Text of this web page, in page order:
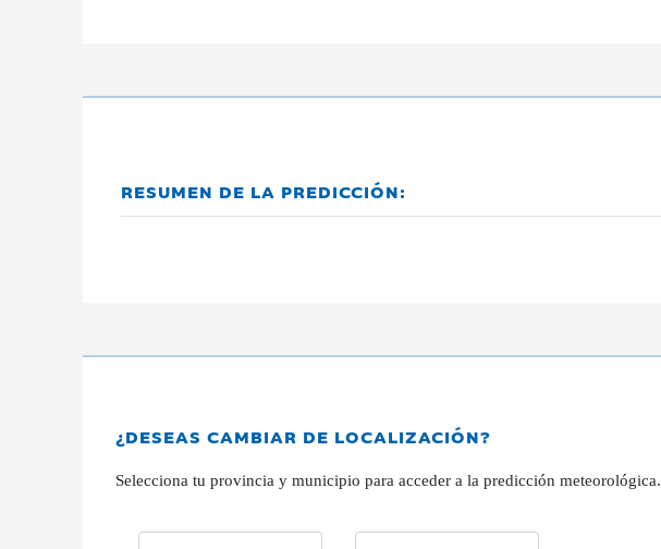
RESUMEN DE LA PREDICCIÓN:
¿DESEAS CAMBIAR DE LOCALIZACIÓN?
Selecciona tu provincia y municipio para acceder a la predicción meteorológica.